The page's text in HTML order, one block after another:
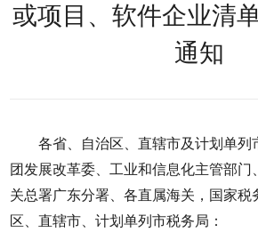
或项目、软件企业清
通知
各省、自治区、直辖市及计划单列
团发展改革委、工业和信息化主管部门
关总署广东分署、各直属海关，国家税
区、直辖市、计划单列市税务局：